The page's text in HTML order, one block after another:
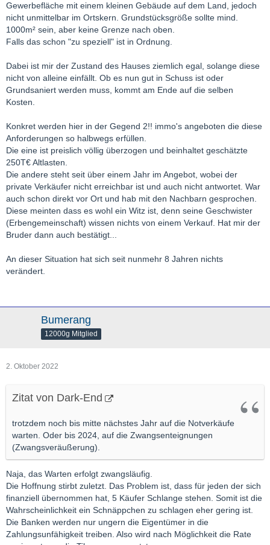
Gewerbefläche mit einem kleinen Gebäude auf dem Land, jedoch
nicht unmittelbar im Ortskern. Grundstücksgröße sollte mind.
1000m² sein, aber keine Grenze nach oben.
Falls das schon "zu speziell" ist in Ordnung.
Dabei ist mir der Zustand des Hauses ziemlich egal, solange diese
nicht von alleine einfällt. Ob es nun gut in Schuss ist oder
Grundsaniert werden muss, kommt am Ende auf die selben
Kosten.
Konkret werden hier in der Gegend 2!! immo's angeboten die diese
Anforderungen so halbwegs erfüllen.
Die eine ist preislich völlig überzogen und beinhaltet geschätzte
250T€ Altlasten.
Die andere steht seit über einem Jahr im Angebot, wobei der
private Verkäufer nicht erreichbar ist und auch nicht antwortet. War
auch schon direkt vor Ort und hab mit den Nachbarn gesprochen.
Diese meinten dass es wohl ein Witz ist, denn seine Geschwister
(Erbengemeinschaft) wissen nichts von einem Verkauf. Hat mir der
Bruder dann auch bestätigt...
An dieser Situation hat sich seit nunmehr 8 Jahren nichts
verändert.
Bumerang
12000g Mitglied
2. Oktober 2022
Zitat von Dark-End
trotzdem noch bis mitte nächstes Jahr auf die Notverkäufe
warten. Oder bis 2024, auf die Zwangsenteignungen
(Zwangsveräußerung).
Naja, das Warten erfolgt zwangsläufig.
Die Hoffnung stirbt zuletzt. Das Problem ist, dass für jeden der sich
finanziell übernommen hat, 5 Käufer Schlange stehen. Somit ist die
Wahrscheinlichkeit ein Schnäppchen zu schlagen eher gering ist.
Die Banken werden nur ungern die Eigentümer in die
Zahlungsunfähigkeit treiben. Also wird nach Möglichkeit die Rate